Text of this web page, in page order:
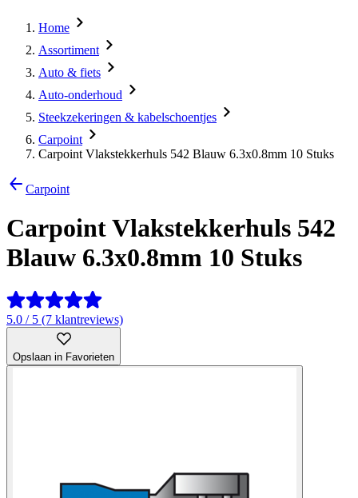
Home
Assortiment
Auto & fiets
Auto-onderhoud
Steekzekeringen & kabelschoentjes
Carpoint
Carpoint Vlakstekkerhuls 542 Blauw 6.3x0.8mm 10 Stuks
Carpoint
Carpoint Vlakstekkerhuls 542
Blauw 6.3x0.8mm 10 Stuks
5.0 / 5 (7 klantreviews)
Opslaan in Favorieten